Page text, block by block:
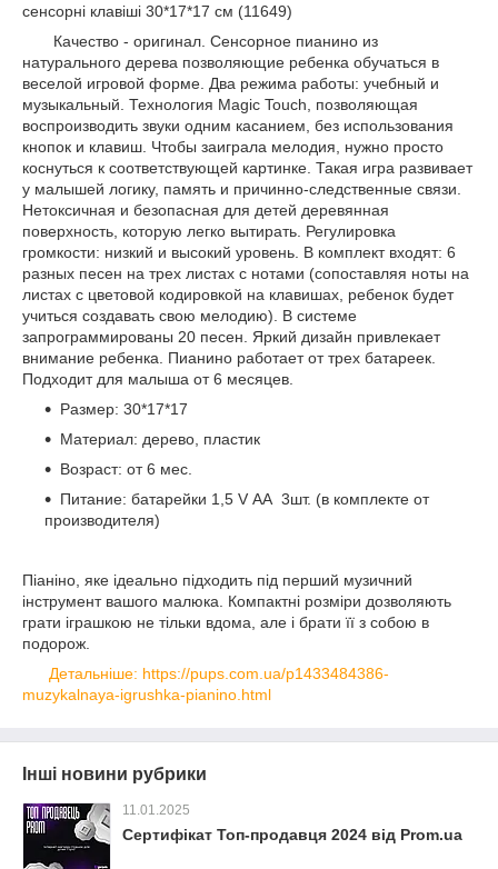
сенсорні клавіші 30*17*17 см (11649)
Качество - оригинал. Сенсорное пианино из
натурального дерева позволяющие ребенка обучаться в
веселой игровой форме. Два режима работы: учебный и
музыкальный. Технология Magic Touch, позволяющая
воспроизводить звуки одним касанием, без использования
кнопок и клавиш. Чтобы заиграла мелодия, нужно просто
коснуться к соответствующей картинке. Такая игра развивает
у малышей логику, память и причинно-следственные связи.
Нетоксичная и безопасная для детей деревянная
поверхность, которую легко вытирать. Регулировка
громкости: низкий и высокий уровень. В комплект входят: 6
разных песен на трех листах с нотами (сопоставляя ноты на
листах с цветовой кодировкой на клавишах, ребенок будет
учиться создавать свою мелодию). В системе
запрограммированы 20 песен. Яркий дизайн привлекает
внимание ребенка. Пианино работает от трех батареек.
Подходит для малыша от 6 месяцев.
Размер: 30*17*17
Материал: дерево, пластик
Возраст: от 6 мес.
Питание: батарейки 1,5 V АА 3шт. (в комплекте от
производителя)
Піаніно, яке ідеально підходить під перший музичний
інструмент вашого малюка. Компактні розміри дозволяють
грати іграшкою не тільки вдома, але і брати її з собою в
подорож.
Детальніше: https://pups.com.ua/p1433484386-
muzykalnaya-igrushka-pianino.html
Інші новини рубрики
11.01.2025
Сертифікат Топ-продавця 2024 від Prom.ua